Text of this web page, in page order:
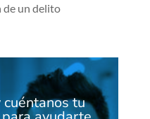
de un delito
tu